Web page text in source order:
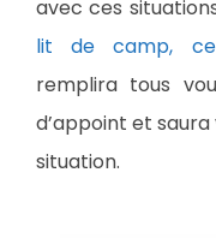
avec ces
lit de camp, ce
remplira tous
d’appoint et
situation.